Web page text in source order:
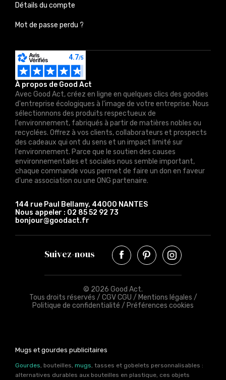
À propos de Good Act
Avec Good Act, créez en ligne en quelques clics des goodies
d'entreprise écologiques à l'image de votre entreprise. Nous
sélectionnons des produits respectueux de
l'environnement, fabriqués à partir de matières nobles ou
recyclées. Offrez à vos clients, collaborateurs et prospects
des cadeaux qui ont du sens et un impact limité sur
l'environnement. Parce que le soutien des causes
environnementales et sociales nous semble important,
chaque commande vous permet de faire un don en faveur
d'une association ou une ONG partenaire.
144 rue Paul Bellamy, 44000 NANTES
Nous appeler : 02 85 52 92 73
bonjour@goodact.fr
Détails du compte
Mot de passe perdu ?
Suivez-nous
© 2026 Good Act.
Tous droits réservés / CGV CGU / Mentions légales /
Politique de confidentialité / Préférences cookies
Mugs et gourdes publicitaires
Gourdes , bouteilles, mugs , tasses et gobelets personnalisables :
alternatives durables aux bouteilles en plastique, ces objets